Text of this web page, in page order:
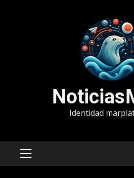
Identidad
MENÚ